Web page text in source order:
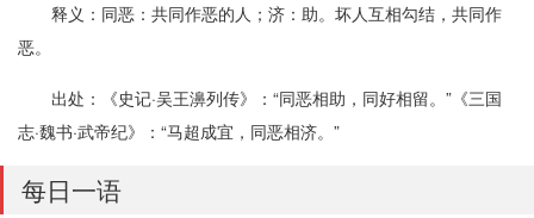
释义：同恶：共同作恶的人；济：助。坏人互相勾结，共同作
恶。
出处：《史记·吴王濞列传》：“同恶相助，同好相留。”《三国
志·魏书·武帝纪》：“马超成宜，同恶相济。”
每日一语